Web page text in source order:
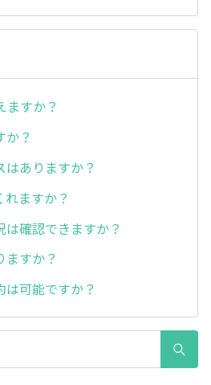
ますか？
か？
はありますか？
ますか？
確認できますか？
すか？
可能ですか？